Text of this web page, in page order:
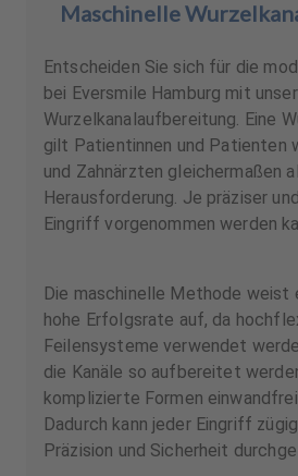
Maschinelle
Entscheiden Sie sich für die
bei Eversmile Hamburg mit
Wurzelkanalaufbereitung. Eine
gilt Patientinnen und Patienten
und Zahnärzten gleichermaßen
Herausforderung. Je präziser
Eingriff vorgenommen werden
Die maschinelle Methode weist
hohe Erfolgsrate auf, da
Feilensysteme verwendet
die Kanäle so aufbereitet
komplizierte Formen
Dadurch kann jeder Eingriff
Präzision und Sicherheit